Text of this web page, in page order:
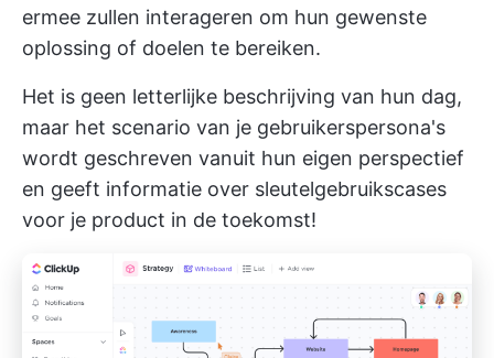
ermee zullen interageren om hun gewenste
oplossing of doelen te bereiken.
Het is geen letterlijke beschrijving van hun dag,
maar het scenario van je gebruikerspersona's
wordt geschreven vanuit hun eigen perspectief
en geeft informatie over sleutelgebruikscases
voor je product in de toekomst!